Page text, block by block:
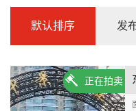
默认排序 发
正在拍卖